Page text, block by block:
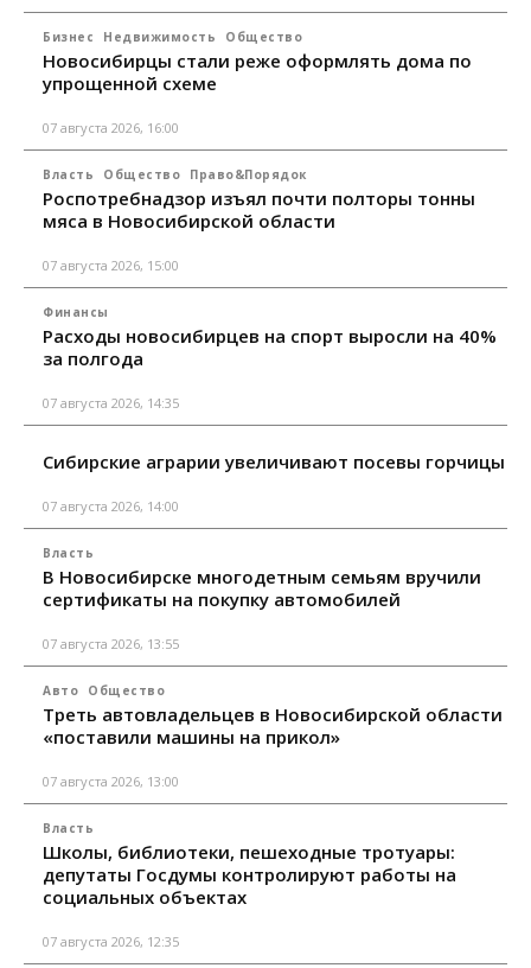
Бизнес Недвижимость Общество
Новосибирцы стали реже оформлять дома по
упрощенной схеме
07 августа 2026, 16:00
Власть Общество Право&Порядок
Роспотребнадзор изъял почти полторы тонны
мяса в Новосибирской области
07 августа 2026, 15:00
Финансы
Расходы новосибирцев на спорт выросли на 40%
за полгода
07 августа 2026, 14:35
Сибирские аграрии увеличивают посевы горчицы
07 августа 2026, 14:00
Власть
В Новосибирске многодетным семьям вручили
сертификаты на покупку автомобилей
07 августа 2026, 13:55
Авто Общество
Треть автовладельцев в Новосибирской области
«поставили машины на прикол»
07 августа 2026, 13:00
Власть
Школы, библиотеки, пешеходные тротуары:
депутаты Госдумы контролируют работы на
социальных объектах
07 августа 2026, 12:35